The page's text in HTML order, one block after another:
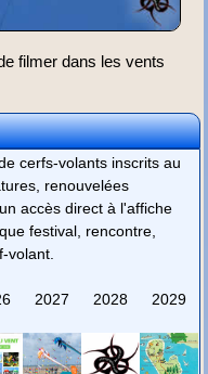
filmer dans les vents
cerfs-volants inscrits au
renouvelées
accès direct à l'affiche
festival, rencontre,
volant.
2027 2028 2029